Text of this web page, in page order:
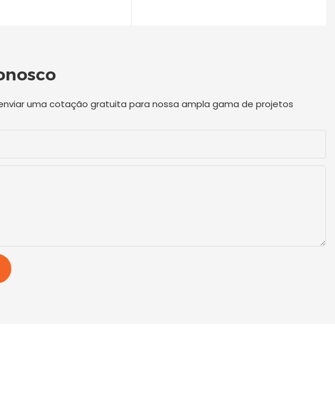
uma cotação gratuita para nossa ampla gama de projetos